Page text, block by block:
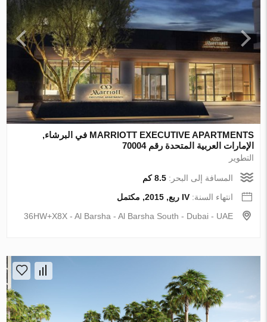
MARRIOTT EXECUTIVE APARTMENTS في البرشاء,
الإمارات العربية المتحدة رقم 70004
التطوير
المسافة إلى البحر:8.5 كم
انتهاء السنة:IV ربع, 2015, مكتمل
36HW+X8X - Al Barsha - Al Barsha South - Dubai - UAE